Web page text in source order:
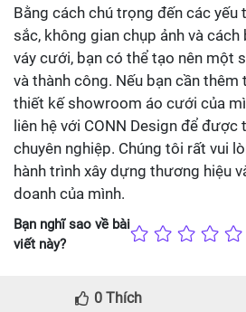
Bằng cách chú trọng đến các yếu
sắc, không gian chụp ảnh và
váy cưới, bạn có thể tạo nên một
và thành công. Nếu bạn cần
thiết kế showroom áo cưới của
liên hệ với CONN Design để được
chuyên nghiệp. Chúng tôi rất vui
hành trình xây dựng thương hiệu
doanh của mình.
Bạn nghĩ sao về bài
viết này?
0 Thích